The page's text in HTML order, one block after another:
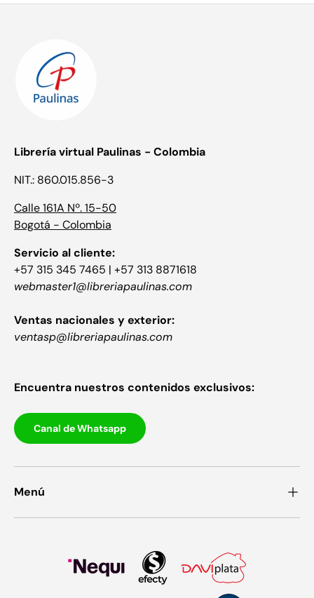
Librería virtual Paulinas - Colombia
NIT.: 860.015.856-3
Calle 161A Nº. 15-50
Bogotá - Colombia
Servicio al cliente:
+57 315 345 7465 | +57 313 8871618
webmaster1@libreriapaulinas.com
Ventas nacionales y exterior:
ventasp@libreriapaulinas.com
Encuentra nuestros contenidos exclusivos:
Canal de Whatsapp
Menú